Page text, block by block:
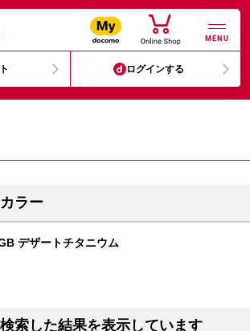
MENU
ログインする
ラー
デザートチタニウム
索した結果を表示しています